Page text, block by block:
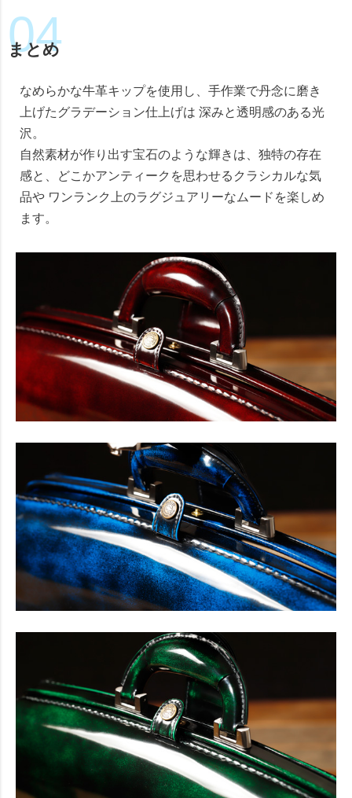
まとめ
なめらかな牛革キップを使用し、手作業で丹念に磨き
上げたグラデーション仕上げは 深みと透明感のある光
沢。
自然素材が作り出す宝石のような輝きは、独特の存在
感と、どこかアンティークを思わせるクラシカルな気
品や ワンランク上のラグジュアリーなムードを楽しめ
ます。